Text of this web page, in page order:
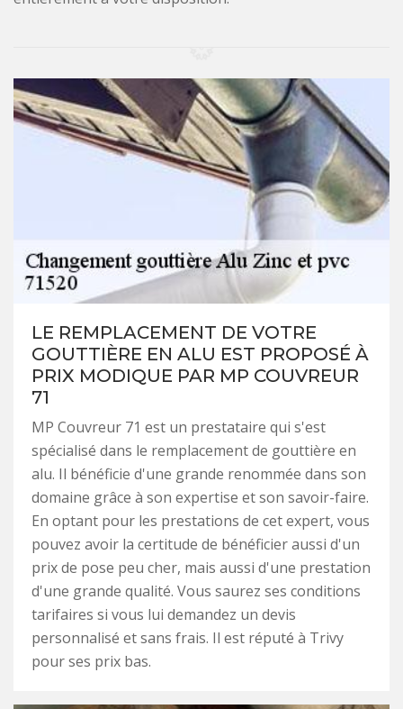
LE REMPLACEMENT DE VOTRE
GOUTTIÈRE EN ALU EST PROPOSÉ À
PRIX MODIQUE PAR MP COUVREUR
71
MP Couvreur 71 est un prestataire qui s'est
spécialisé dans le remplacement de gouttière en
alu. Il bénéficie d'une grande renommée dans son
domaine grâce à son expertise et son savoir-faire.
En optant pour les prestations de cet expert, vous
pouvez avoir la certitude de bénéficier aussi d'un
prix de pose peu cher, mais aussi d'une prestation
d'une grande qualité. Vous saurez ses conditions
tarifaires si vous lui demandez un devis
personnalisé et sans frais. Il est réputé à Trivy
pour ses prix bas.